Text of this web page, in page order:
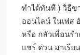
ทำได้ทันที ) วิธีข
ออนไลน์ ในเฟส
หรือ กลัวเพื่อนร
แชร์ ด่วน มาเรีย